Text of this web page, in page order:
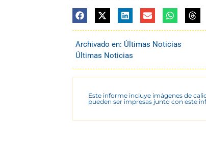
Archivado en: Últimas Noticias
Últimas Noticias
Este informe incluye imágenes de
pueden ser impresas junto con este